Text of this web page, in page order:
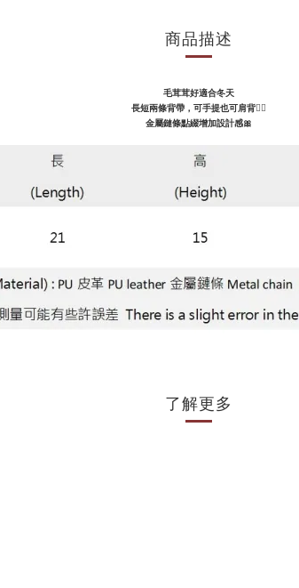
商品描述
毛茸茸好適合冬天
長短兩條背帶，可手提也可肩背👌🏻
金屬鏈條點綴增加設計感🎀
了解更多